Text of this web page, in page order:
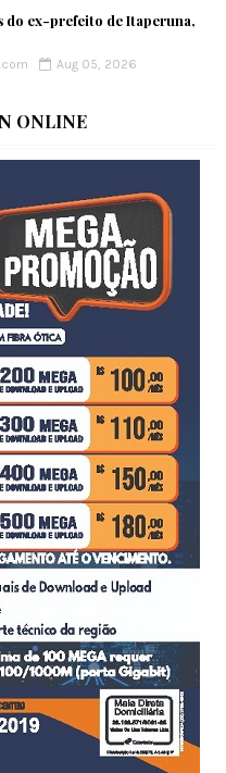
do ex-prefeito de Itaperuna,
Aug 05, 2026
ONLINE